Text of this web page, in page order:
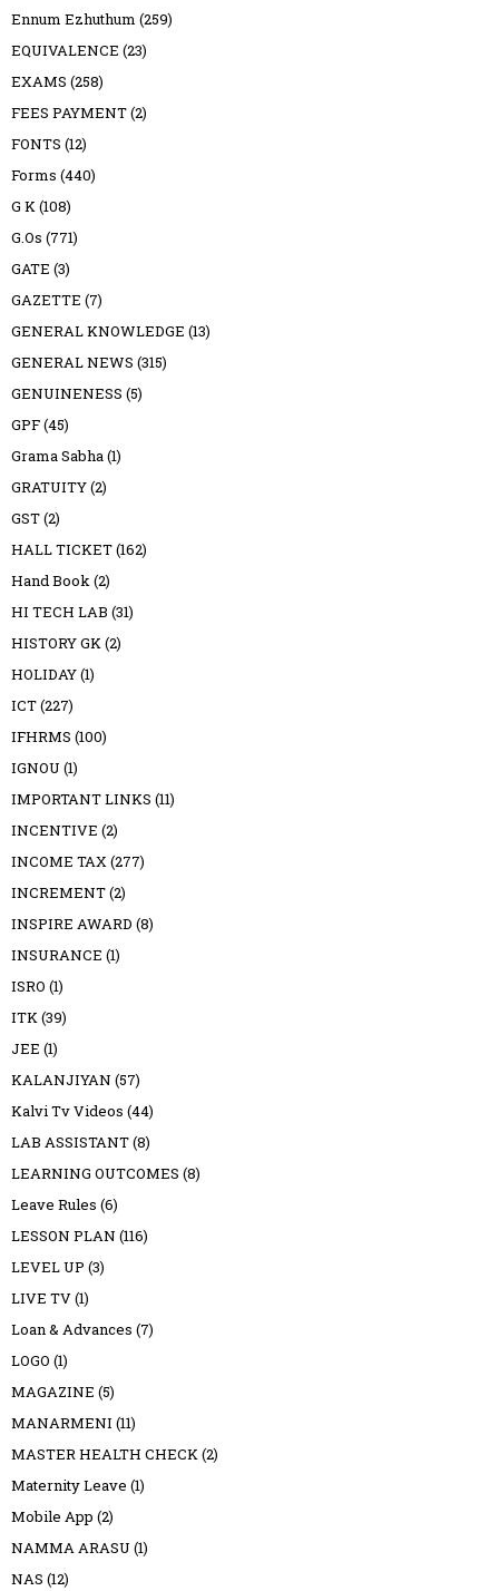
Ennum Ezhuthum (259)
EQUIVALENCE (23)
EXAMS (258)
FEES PAYMENT(2)
FONTS (12)
Forms (440)
G K(108)
G.Os (771)
GATE (3)
GAZETTE (7)
GENERAL KNOWLEDGE (13)
GENERAL NEWS (315)
GENUINENESS (5)
GPF(45)
Grama Sabha(1)
GRATUITY(2)
GST(2)
HALL TICKET(162)
Hand Book(2)
HI TECH LAB (31)
HISTORY GK(2)
HOLIDAY(1)
ICT(227)
IFHRMS (100)
IGNOU (1)
IMPORTANT LINKS (11)
INCENTIVE (2)
INCOME TAX(277)
INCREMENT(2)
INSPIRE AWARD (8)
INSURANCE (1)
ISRO (1)
ITK(39)
JEE (1)
KALANJIYAN (57)
Kalvi Tv Videos (44)
LAB ASSISTANT(8)
LEARNING OUTCOMES (8)
Leave Rules (6)
LESSON PLAN (116)
LEVEL UP (3)
LIVE TV(1)
Loan & Advances (7)
LOGO (1)
MAGAZINE (5)
MANARMENI (11)
MASTER HEALTH CHECK(2)
Maternity Leave (1)
Mobile App (2)
NAMMA ARASU (1)
NAS (12)